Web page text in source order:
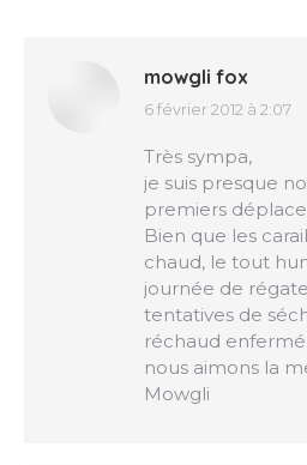
mowgli fox
dit
6 février 2012 à 2:07
Très sympa,
je suis presque
premiers
Bien que les
chaud, le tout
journée de
tentatives de
réchaud
nous aimons la
Mowgli